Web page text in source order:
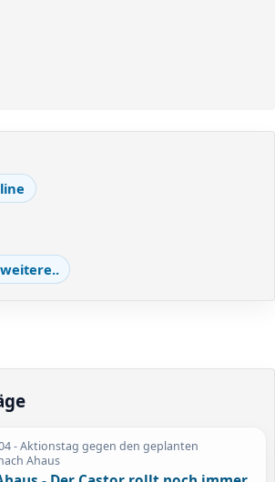
weitere..
- Aktionstag gegen den geplanten
Ahaus